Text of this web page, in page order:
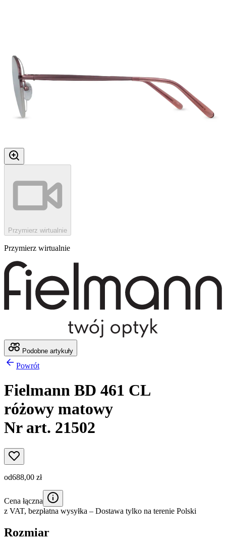
Przymierz wirtualnie
Przymierz wirtualnie
Podobne artykuły
Powrót
Fielmann BD 461 CL
różowy matowy
Nr art. 21502
od688,00 zł
Cena łączna
z VAT, bezpłatna wysyłka – Dostawa tylko na terenie Polski
Rozmiar